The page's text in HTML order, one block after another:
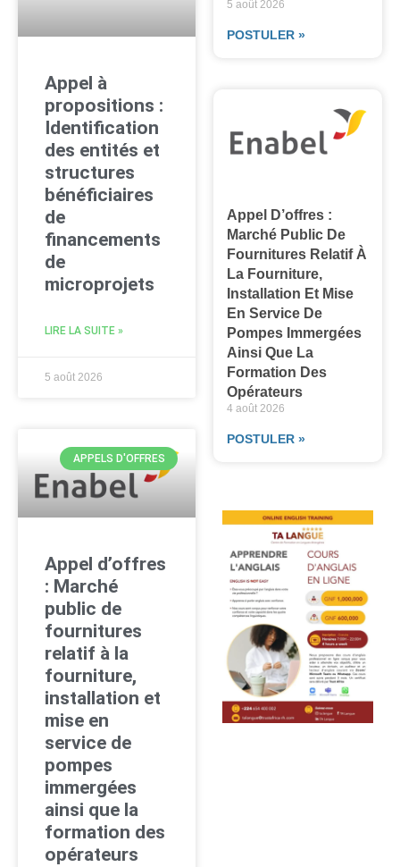
Appel à
propositions :
Identification
des entités et
structures
bénéficiaires
de
financements
de
microprojets
LIRE LA SUITE »
5 août 2026
APPELS D'OFFRES
Appel d’offres
: Marché
public de
fournitures
relatif à la
fourniture,
installation et
mise en
service de
pompes
immergées
ainsi que la
formation des
opérateurs
5 août 2026
POSTULER »
Appel D’offres :
Marché Public De
Fournitures Relatif À
La Fourniture,
Installation Et Mise
En Service De
Pompes Immergées
Ainsi Que La
Formation Des
Opérateurs
4 août 2026
POSTULER »